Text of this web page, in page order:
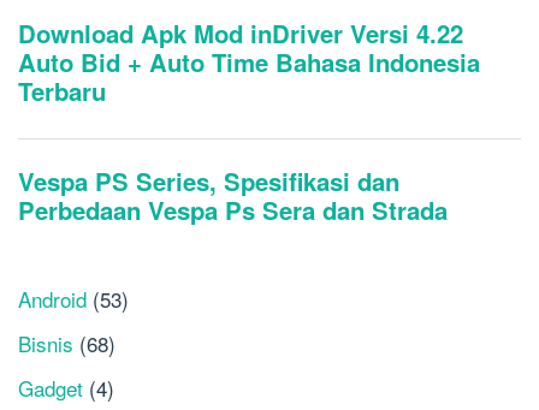
Android (53)
Bisnis (68)
Gadget (4)